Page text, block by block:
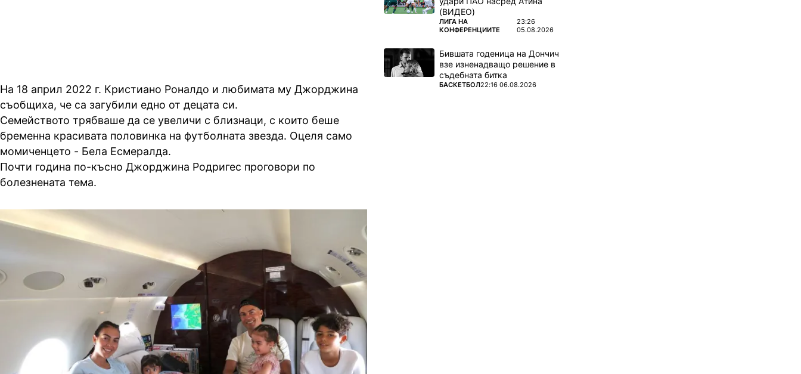
На 18 април 2022 г. Кристиано Роналдо и любимата му Джорджина
съобщиха, че са загубили едно от децата си.
Семейството трябваше да се увеличи с близнаци, с които беше
бременна красивата половинка на футболната звезда. Оцеля само
момиченцето - Бела Есмералда.
Почти година по-късно Джорджина Родригес проговори по
болезнената тема.
(ВИДЕО)
ПОВЕЧЕ ОТ
ЛИГА НА
КОНФЕРЕНЦИИТЕ
23:26
05.08.2026
Бившата годеница на Дончич
взе изненадващо решение в
съдебната битка
ПОВЕЧЕ ОТ
БАСКЕТБОЛ22:16 06.08.2026